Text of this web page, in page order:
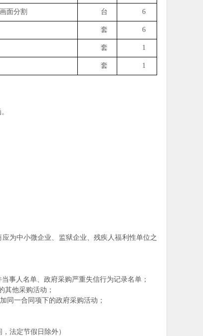
面分割 台 6
套 6
套 1
套
1
为中小微企业、监狱企业、残疾人福利性单位之
事人名单、政府采购严重失信行为记录名单；
其他采购活动；
同一合同项下的政府采购活动；
法定节假日除外）